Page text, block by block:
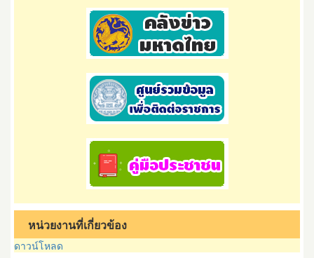
หน่วยงานที่เกี่ยวข้อง
ดาวน์โหลด